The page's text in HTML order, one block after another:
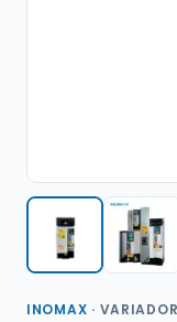
INOMAX ·